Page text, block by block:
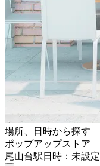
場所、日時から探す
ポップアップストア
尾山台駅日時：未設定